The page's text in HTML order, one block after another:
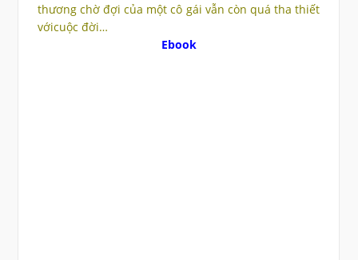
thương chờ đợi của một cô gái vẫn còn quá tha thiết
vớicuộc đời…
Ebook